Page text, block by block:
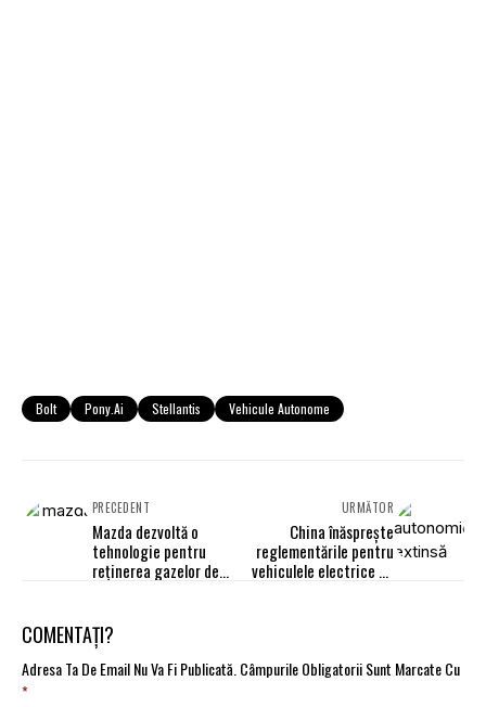
Bolt Pony.ai Stellantis Vehicule Autonome
PRECEDENT
Mazda dezvoltă o
tehnologie pentru
reținerea gazelor de
URMĂTOR
China înăsprește
reglementările pentru
vehiculele electrice cu
COMENTAȚI?
Adresa Ta De Email Nu Va Fi Publicată.Câmpurile Obligatorii Sunt Marcate Cu
*